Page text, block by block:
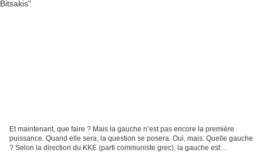
Et maintenant, que faire ? Mais la gauche n’est pas encore la première
puissance. Quand elle sera, la question se posera. Oui, mais: Quelle gauche
? Selon la direction du KKE (parti communiste grec), la gauche est